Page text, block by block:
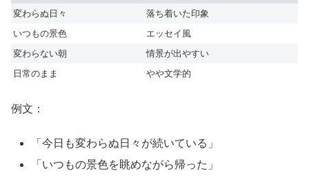
変わらぬ日々
落ち着いた印象
いつもの景色
エッセイ風
変わらない朝
情景が出やすい
日常のまま
やや文学的
例文：
「今日も変わらぬ日々が続いている」
「いつもの景色を眺めながら帰った」